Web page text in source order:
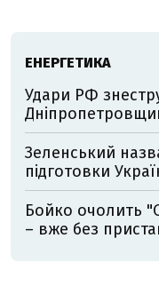
ЕНЕРГЕТИКА
Удари РФ
Зеленський
підготовки
Бойко очолить
– вже без